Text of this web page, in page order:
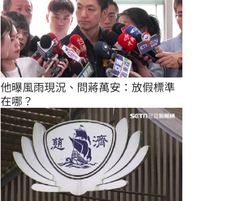
他曝風雨現況、問蔣萬安：放假標準
在哪？